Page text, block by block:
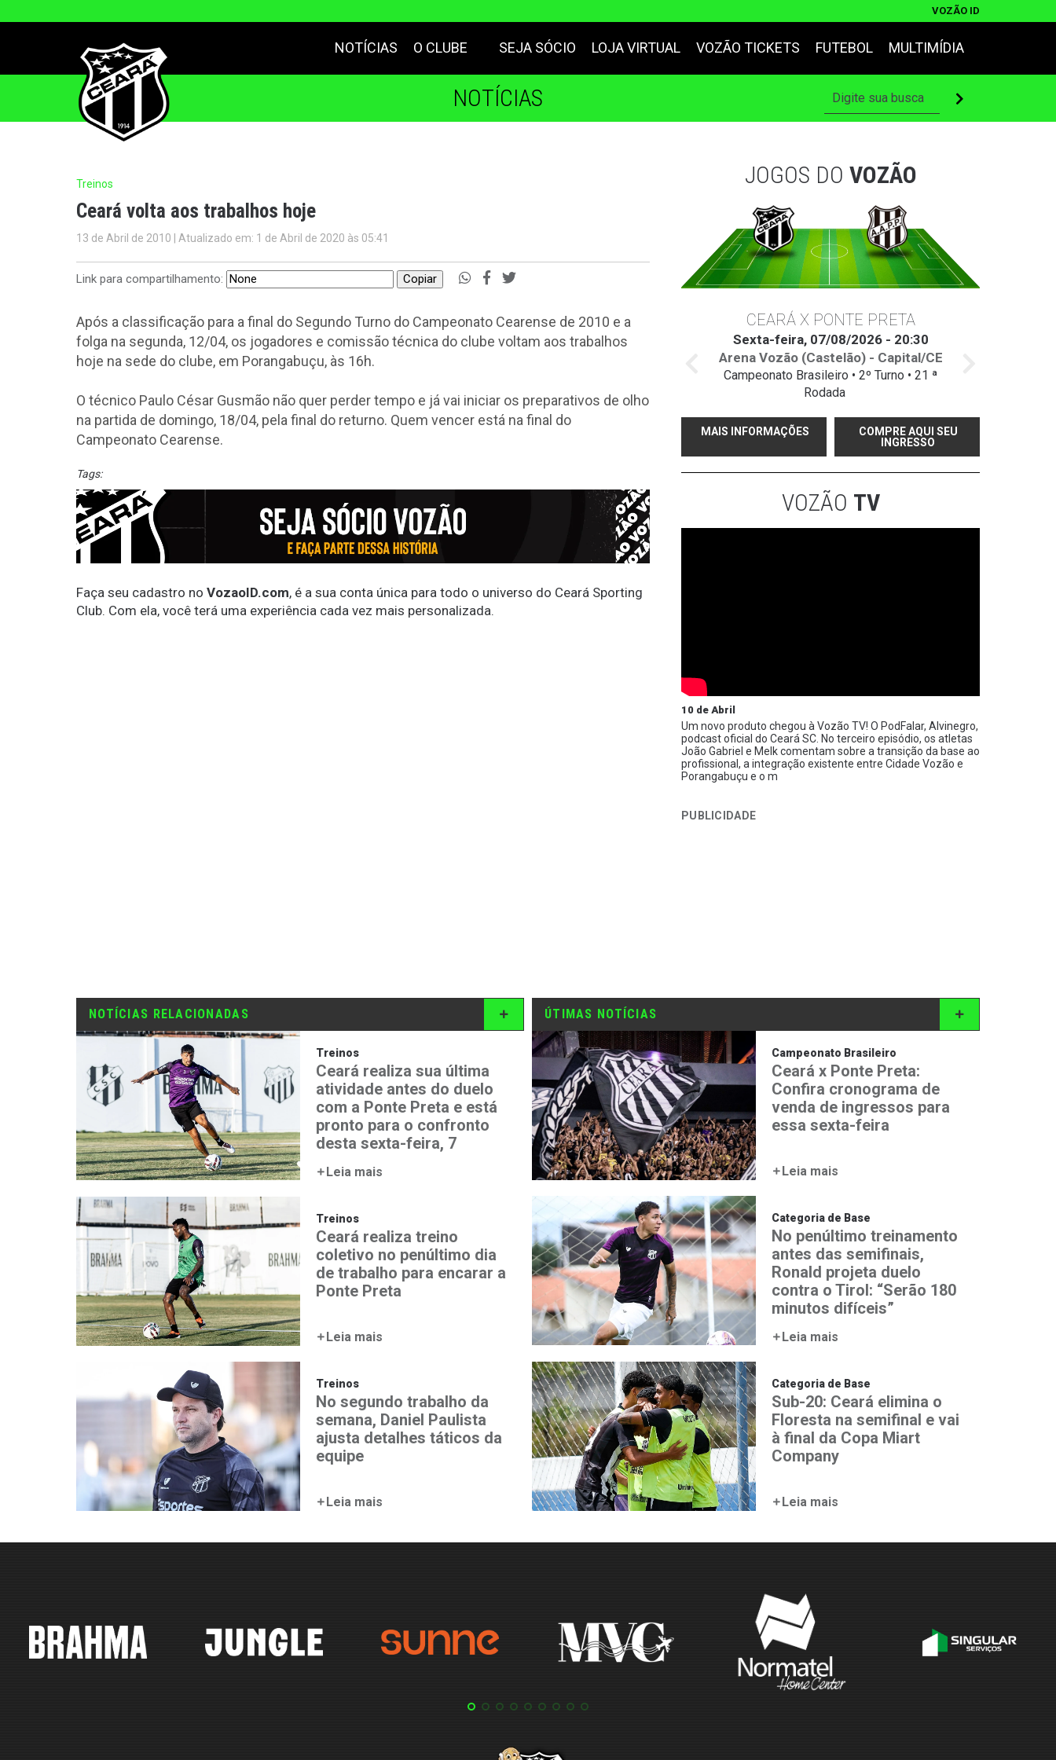
VOZÃO ID
NOTÍCIAS O CLUBE SEJA SÓCIO LOJA VIRTUAL VOZÃO TICKETS FUTEBOL MULTIMÍDIA
NOTÍCIAS
Treinos
Ceará volta aos trabalhos hoje
13 de Abril de 2010 | Atualizado em: 1 de Abril de 2020 às 05:41
Link para compartilhamento: Copiar
Após a classificação para a final do Segundo Turno do Campeonato Cearense de 2010 e a
folga na segunda, 12/04, os jogadores e comissão técnica do clube voltam aos trabalhos
hoje na sede do clube, em Porangabuçu, às 16h.
O técnico Paulo César Gusmão não quer perder tempo e já vai iniciar os preparativos de olho
na partida de domingo, 18/04, pela final do returno. Quem vencer está na final do
Campeonato Cearense.
Tags:
Faça seu cadastro no VozaoID.com, é a sua conta única para todo o universo do Ceará Sporting
Club. Com ela, você terá uma experiência cada vez mais personalizada.
JOGOS DO VOZÃO
CEARÁ X PONTE PRETA
Sexta-feira, 07/08/2026 - 20:30
Arena Vozão (Castelão) - Capital/CE
Campeonato Brasileiro • 2º Turno • 21 ª
Rodada
MAIS INFORMAÇÕES
COMPRE AQUI SEU
INGRESSO
VOZÃO TV
10 de Abril
Um novo produto chegou à Vozão TV! O PodFalar, Alvinegro,
podcast oficial do Ceará SC. No terceiro episódio, os atletas
João Gabriel e Melk comentam sobre a transição da base ao
profissional, a integração existente entre Cidade Vozão e
Porangabuçu e o m
PUBLICIDADE
NOTÍCIAS RELACIONADAS
Treinos
Ceará realiza sua última
atividade antes do duelo
com a Ponte Preta e está
pronto para o confronto
desta sexta-feira, 7
Leia mais
Treinos
Ceará realiza treino
coletivo no penúltimo dia
de trabalho para encarar a
Ponte Preta
Leia mais
Treinos
No segundo trabalho da
semana, Daniel Paulista
ajusta detalhes táticos da
equipe
Leia mais
ÚTIMAS NOTÍCIAS
Campeonato Brasileiro
Ceará x Ponte Preta:
Confira cronograma de
venda de ingressos para
essa sexta-feira
Leia mais
Categoria de Base
No penúltimo treinamento
antes das semifinais,
Ronald projeta duelo
contra o Tirol: “Serão 180
minutos difíceis”
Leia mais
Categoria de Base
Sub-20: Ceará elimina o
Floresta na semifinal e vai
à final da Copa Miart
Company
Leia mais